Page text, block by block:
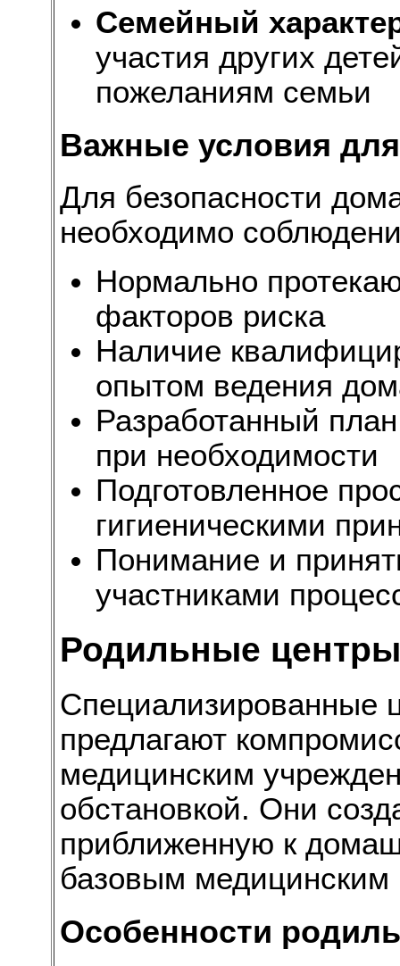
Семейный
участия других
пожеланиям семьи
Важные условия
Для безопасности
необходимо
Нормально
факторов риска
Наличие
опытом ведения
Разработанный
при необходимости
Подготовленное
гигиеническими
Понимание и
участниками
Родильные
Специализированные
предлагают
медицинским
обстановкой. Они
приближенную к
базовым медицинским
Особенности